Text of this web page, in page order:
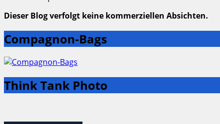
Dieser Blog verfolgt keine kommerziellen Absichten.
Compagnon-Bags
Think Tank Photo